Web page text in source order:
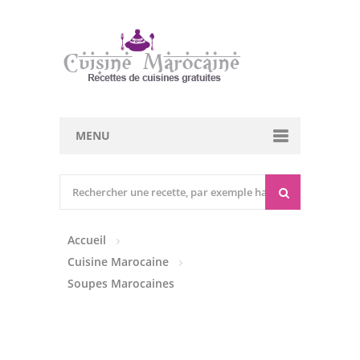
MENU
Entrées Froides
Accueil
Cuisine Marocaine
Soupes Marocaines